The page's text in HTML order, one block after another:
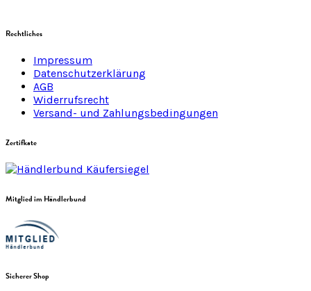
Rechtliches
Impressum
Datenschutzerklärung
AGB
Widerrufsrecht
Versand- und Zahlungsbedingungen
Zertifkate
Mitglied im Händlerbund
Sicherer Shop